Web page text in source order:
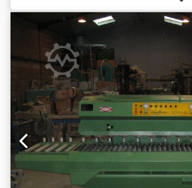
bloques Reacondicionada
toneladas Máquina
Contacto por teléfono en
su idioma.